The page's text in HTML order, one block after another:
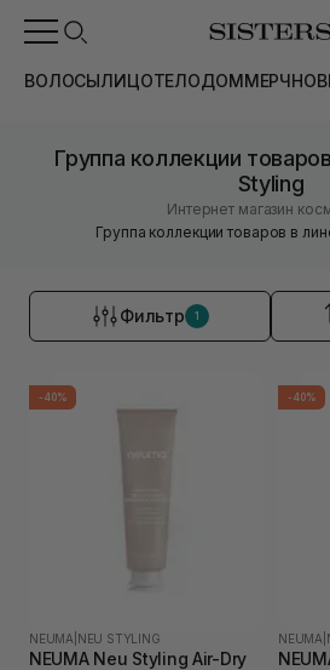
ВОЛОСЫЛИЦОТЕЛОДОММЕРЧ
Группа коллекции
Styling
Интернет магазин
Группа коллекции товаров в
Фильтр 1
-40%
NEUMA NEU STYLING
NEUMA Neu Styling Air-Dry
-40%
NEUMA